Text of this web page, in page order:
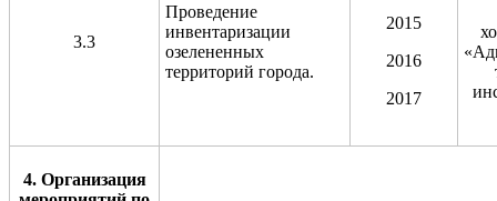
3.3
Проведение
инвентаризации
озелененных
территорий города.
2015
2016
2017
4. Организация